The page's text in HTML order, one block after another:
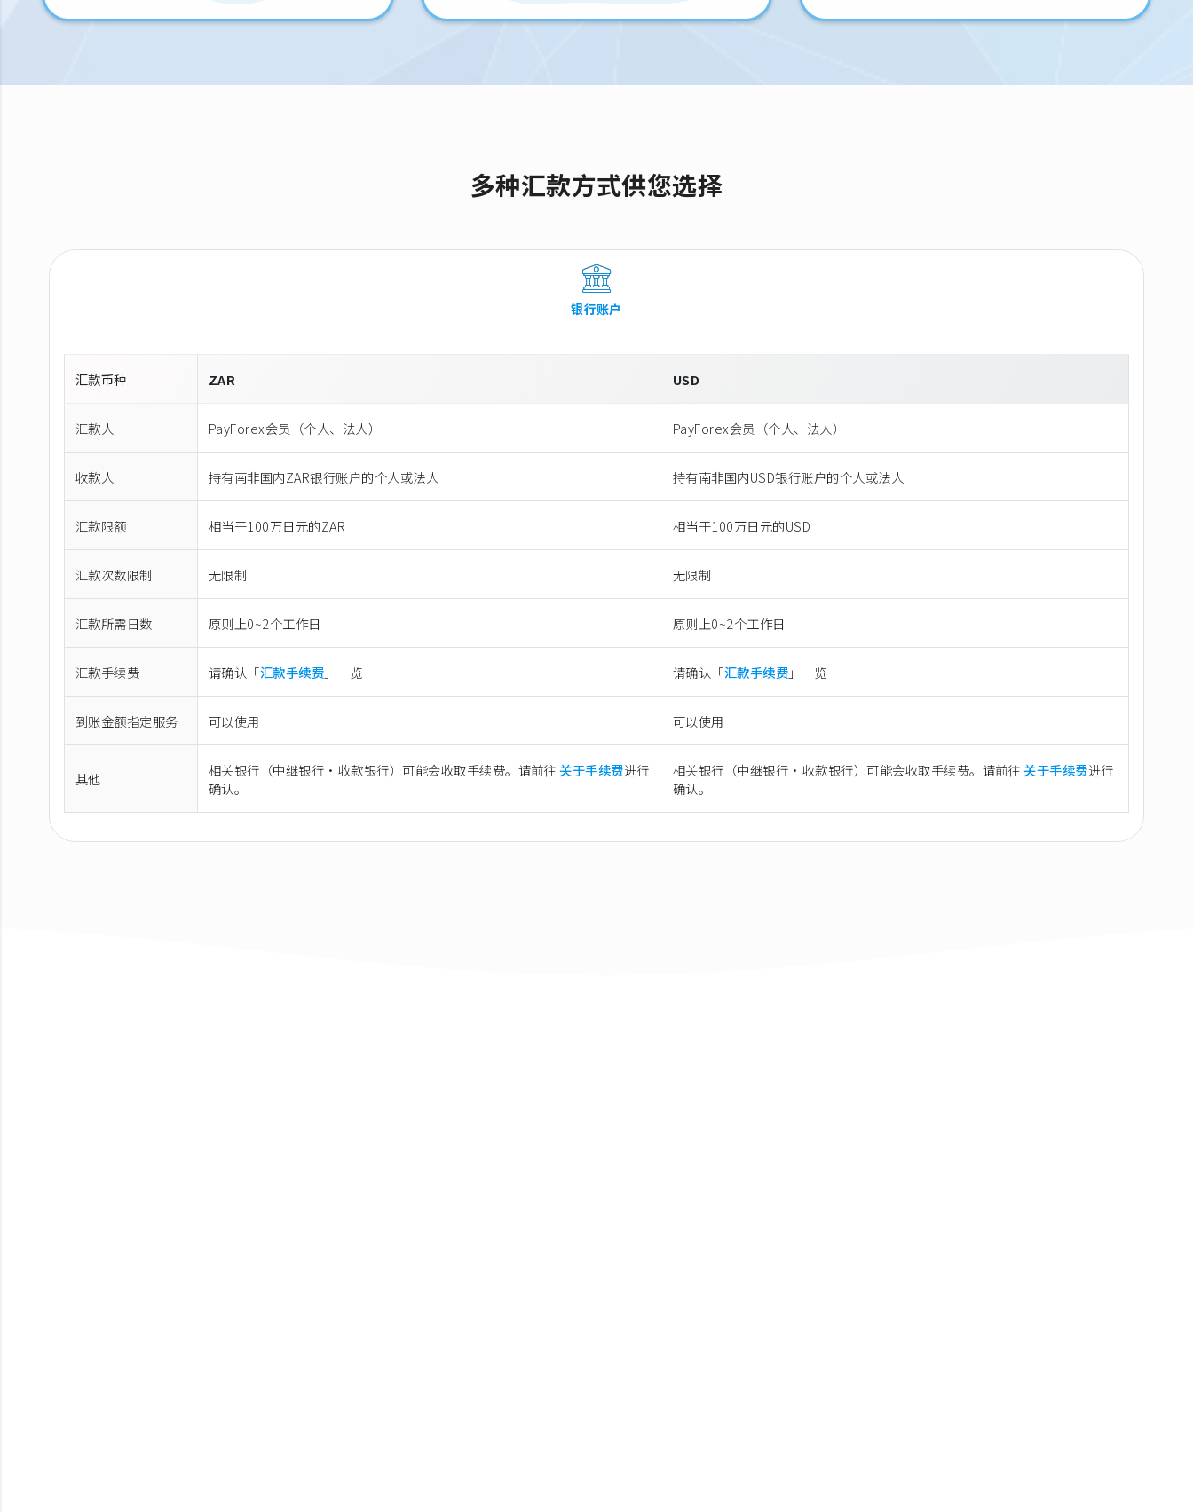
多种汇款方式供您选择
银行账户
汇款币种 ZAR USD
汇款人 PayForex会员（个人、法人） PayForex会员（个人、法人）
收款人 持有南非国内ZAR银行账户的个人或法人 持有南非国内USD银行账户的个人或法人
汇款限额 相当于100万日元的ZAR 相当于100万日元的USD
汇款次数限制 无限制 无限制
汇款所需日数 原则上0~2个工作日 原则上0~2个工作日
汇款手续费 请确认「汇款手续费」一览 请确认「汇款手续费」一览
到账金额指定服务 可以使用 可以使用
其他 相关银行（中继银行·收款银行）可能会收取手续费。请前往关于手续费进行
确认。
相关银行（中继银行·收款银行）可能会收取手续费。请前往关于手续费进行
确认。